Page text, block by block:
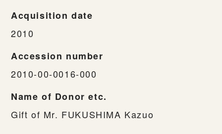
Acquisition date
2010
Accession number
2010-00-0016-000
Name of Donor etc.
Gift of Mr. FUKUSHIMA Kazuo